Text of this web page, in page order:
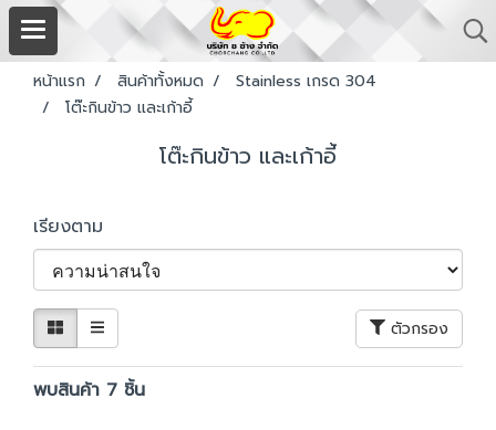
หน้าแรก สินค้าทั้งหมด
Stainless เกรด 304
โต๊ะกินข้าว และเก้าอี้
โต๊ะกินข้าว และเก้าอี้
เรียงตาม
ตัวกรอง
พบสินค้า 7 ชิ้น